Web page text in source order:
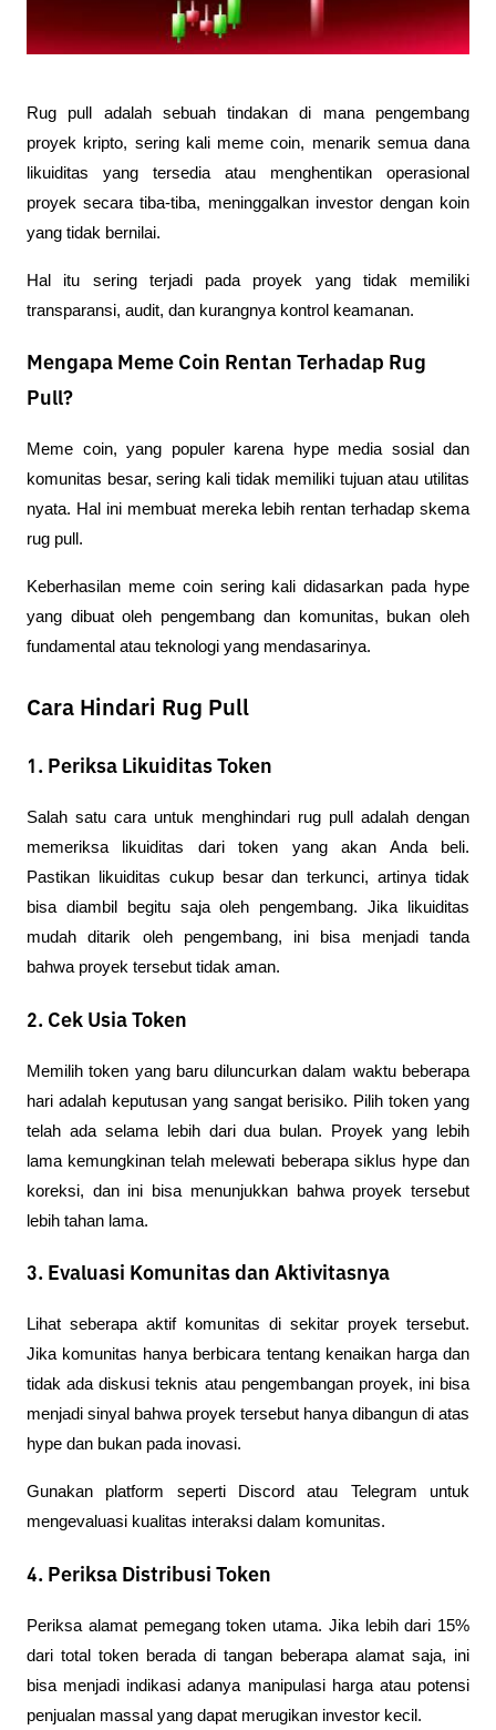
Rug pull adalah sebuah tindakan di mana pengembang
proyek kripto, sering kali meme coin, menarik semua dana
likuiditas yang tersedia atau menghentikan operasional
proyek secara tiba-tiba, meninggalkan investor dengan koin
yang tidak bernilai.
Hal itu sering terjadi pada proyek yang tidak memiliki
transparansi, audit, dan kurangnya kontrol keamanan.
Mengapa Meme Coin Rentan Terhadap Rug
Pull?
Meme coin, yang populer karena hype media sosial dan
komunitas besar, sering kali tidak memiliki tujuan atau utilitas
nyata. Hal ini membuat mereka lebih rentan terhadap skema
rug pull.
Keberhasilan meme coin sering kali didasarkan pada hype
yang dibuat oleh pengembang dan komunitas, bukan oleh
fundamental atau teknologi yang mendasarinya.
Cara Hindari Rug Pull
1. Periksa Likuiditas Token
Salah satu cara untuk menghindari rug pull adalah dengan
memeriksa likuiditas dari token yang akan Anda beli.
Pastikan likuiditas cukup besar dan terkunci, artinya tidak
bisa diambil begitu saja oleh pengembang. Jika likuiditas
mudah ditarik oleh pengembang, ini bisa menjadi tanda
bahwa proyek tersebut tidak aman.
2. Cek Usia Token
Memilih token yang baru diluncurkan dalam waktu beberapa
hari adalah keputusan yang sangat berisiko. Pilih token yang
telah ada selama lebih dari dua bulan. Proyek yang lebih
lama kemungkinan telah melewati beberapa siklus hype dan
koreksi, dan ini bisa menunjukkan bahwa proyek tersebut
lebih tahan lama.
3. Evaluasi Komunitas dan Aktivitasnya
Lihat seberapa aktif komunitas di sekitar proyek tersebut.
Jika komunitas hanya berbicara tentang kenaikan harga dan
tidak ada diskusi teknis atau pengembangan proyek, ini bisa
menjadi sinyal bahwa proyek tersebut hanya dibangun di atas
hype dan bukan pada inovasi.
Gunakan platform seperti Discord atau Telegram untuk
mengevaluasi kualitas interaksi dalam komunitas.
4. Periksa Distribusi Token
Periksa alamat pemegang token utama. Jika lebih dari 15%
dari total token berada di tangan beberapa alamat saja, ini
bisa menjadi indikasi adanya manipulasi harga atau potensi
penjualan massal yang dapat merugikan investor kecil.